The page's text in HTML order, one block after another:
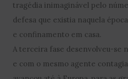
tragédia inimaginável pelo
defesa que existia naquela
e confinamento em casa.
A terceira fase desenvolveu-se
e com o mesmo agente